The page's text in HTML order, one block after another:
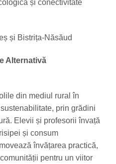
și conectivitate
și Bistrița-Năsăud
Alternativă
din mediul rural în
prin grădini
Elevii și profesorii învață
și consum
învățarea practică,
pentru un viitor